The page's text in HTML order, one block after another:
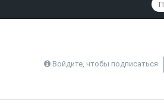
Войдите, чтобы подписаться